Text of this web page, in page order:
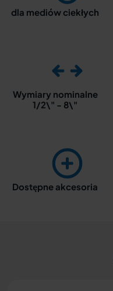
dla mediów ciekłych
Wymiary nominalne
1/2\" - 8\"
Dostępne akcesoria